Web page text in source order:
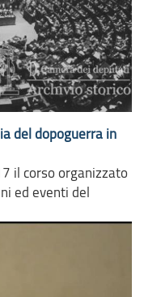
del dopoguerra in
il corso organizzato
ed eventi del